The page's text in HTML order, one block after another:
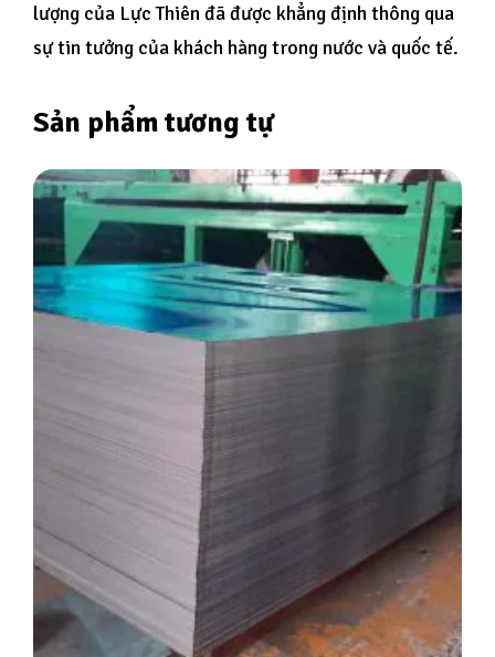
lượng của Lực Thiên đã được khẳng định thông qua
sự tin tưởng của khách hàng trong nước và quốc tế.
Sản phẩm tương tự